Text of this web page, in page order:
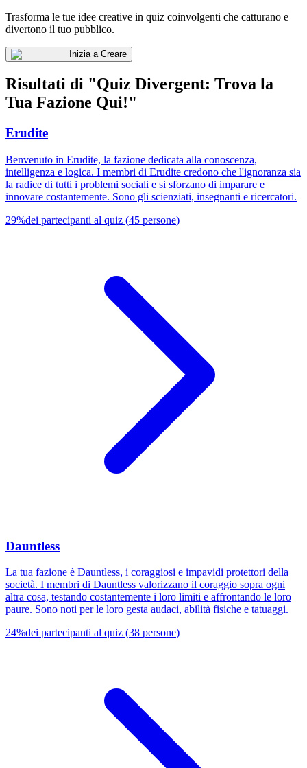
Trasforma le tue idee creative in quiz coinvolgenti che catturano e
divertono il tuo pubblico.
Inizia a Creare
Risultati di "Quiz Divergent: Trova la
Tua Fazione Qui!"
Erudite
Benvenuto in Erudite, la fazione dedicata alla conoscenza,
intelligenza e logica. I membri di Erudite credono che l'ignoranza sia
la radice di tutti i problemi sociali e si sforzano di imparare e
innovare costantemente. Sono gli scienziati, insegnanti e ricercatori.
29%dei partecipanti al quiz (45 persone)
Dauntless
La tua fazione è Dauntless, i coraggiosi e impavidi protettori della
società. I membri di Dauntless valorizzano il coraggio sopra ogni
altra cosa, testando costantemente i loro limiti e affrontando le loro
paure. Sono noti per le loro gesta audaci, abilità fisiche e tatuaggi.
24%dei partecipanti al quiz (38 persone)